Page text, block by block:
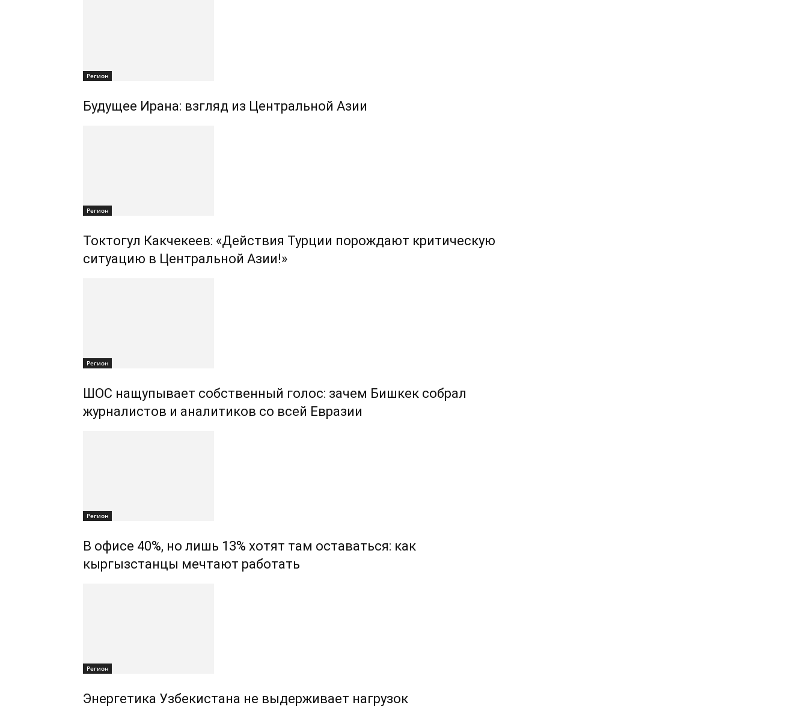
Регион
Будущее Ирана: взгляд из Центральной Азии
Регион
Токтогул Какчекеев: «Действия Турции порождают критическую
ситуацию в Центральной Азии!»
Регион
ШОС нащупывает собственный голос: зачем Бишкек собрал
журналистов и аналитиков со всей Евразии
Регион
В офисе 40%, но лишь 13% хотят там оставаться: как
кыргызстанцы мечтают работать
Регион
Энергетика Узбекистана не выдерживает нагрузок